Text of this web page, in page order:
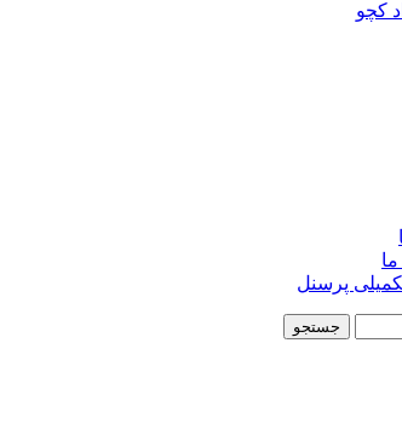
پرسنل
جستجو